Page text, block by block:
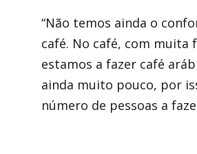
“Não temos ainda o
café. No café, com muita
estamos a fazer café
ainda muito pouco, por
número de pessoas a